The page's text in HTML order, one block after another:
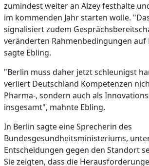
zumindest weiter an Alzey festhalte
im kommenden Jahr starten wolle.
signalisiert zudem
veränderten Rahmenbedingungen auf
sagte Ebling.
"Berlin muss daher jetzt schleunigst
verliert Deutschland Kompetenzen
Pharma-, sondern auch als
insgesamt", mahnte Ebling.
In Berlin sagte eine Sprecherin des
Bundesgesundheitsministeriums,
Entscheidungen gegen den Standort
Sie zeigten, dass die